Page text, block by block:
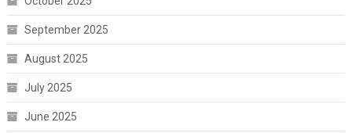
September 2025
August 2025
July 2025
June 2025